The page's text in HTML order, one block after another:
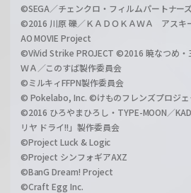
©SEGA／チェンクロ・フィルムパートナー
©2016 川原 礫／ＫＡＤＯＫＡＷＡ アスキ
AO MOVIE Project
©ViVid Strike PROJECT ©2016 暁なつめ・
ＷＡ／このすば製作委員会
©ミルキィFFPN製作委員会
© Pokelabo, Inc. ©けものフレンズプロジェ
©2016 ひろやまひろし・TYPE-MOON／
リヤ ドライ!!」製作委員会
©Project Luck & Logic
©Project シンフォギアAXZ
©BanG Dream! Project
©Craft Egg Inc.